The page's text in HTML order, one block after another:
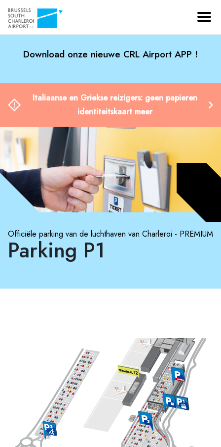
Download onze nieuwe CRL Airport APP !
Italiaanse en Griekse reizigers: geen papieren
identiteitskaart meer
Officiële parking van de luchthaven van Charleroi - PREMIUM
Parking P1